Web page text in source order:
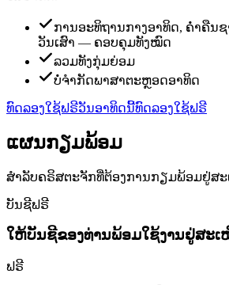
ການອະທິຖານກາງອາທິດ, ຄ່ຳຄືນ
ວັນເສົາ — ຄອບຄຸມທັງໝົດ
ລວມທັງກຸ່ມຍ່ອມ
ບໍ່ຈຳກັດພາສາຕະຫຼອດອາທິດ
ທົດລອງໃຊ້ຟຣີວັນອາທິດນີ້ທົດລອງໃຊ້ຟຣີ
ແຜນກຽມພ້ອມ
ສຳລັບຄຣິສຕະຈັກທີ່ຕ້ອງການກຽມພ້ອມຢູ່ສ
ບັນຊີຟຣີ
ໃຫ້ບັນຊີຂອງທ່ານພ້ອມໃຊ້ງານຢູ່ສະ
ຟຣີ